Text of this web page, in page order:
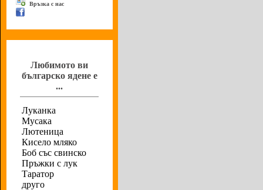
Връзка с нас
Любимото ви
българско ядене е
...
Луканка
Мусака
Лютеница
Кисело мляко
Боб със свинско
Пръжки с лук
Таратор
друго